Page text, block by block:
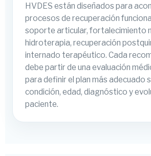
HVDES están diseñados para
procesos de recuperación
soporte articular, fortalecimiento
hidroterapia, recuperación
internado terapéutico. Cada
debe partir de una evaluación
para definir el plan más adecuado
condición, edad, diagnóstico y
paciente.